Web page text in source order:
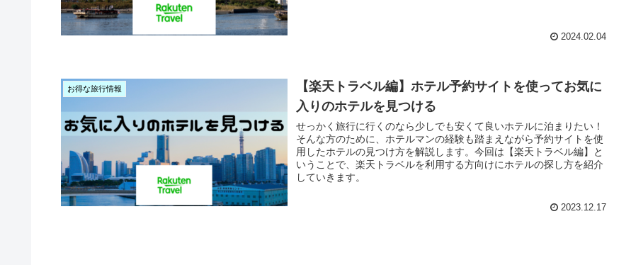
2024.02.04
お得な旅行情報
【楽天トラベル編】ホテル予約サイトを使ってお気に
入りのホテルを見つける
せっかく旅行に行くのなら少しでも安くて良いホテルに泊まりたい！
そんな方のために、ホテルマンの経験も踏まえながら予約サイトを使
用したホテルの見つけ方を解説します。今回は【楽天トラベル編】と
いうことで、楽天トラベルを利用する方向けにホテルの探し方を紹介
していきます。
2023.12.17